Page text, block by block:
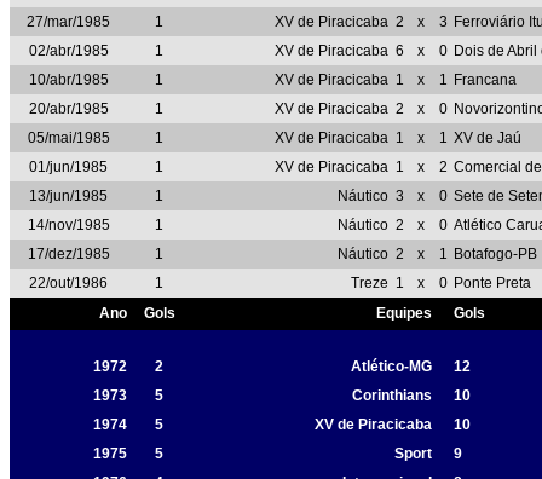
27/mar/1985
1 XV de Piracicaba 2 x 3 Ferroviário
02/abr/1985
1 XV de Piracicaba 6 x 0 Dois de
10/abr/1985
1 XV de Piracicaba 1 x 1 Francana
20/abr/1985
1 XV de Piracicaba 2 x 0
05/mai/1985
1 XV de Piracicaba 1 x 1 XV de Jaú
01/jun/1985
1 XV de Piracicaba 1 x 2 Comercial
13/jun/1985
1 Náutico 3 x 0 Sete de
14/nov/1985
1 Náutico 2 x 0 Atlético
17/dez/1985
1 Náutico 2 x 1 Botafogo-PB
22/out/1986
1 Treze 1 x 0 Ponte Preta
Ano
Gols Equipes Gols
1972 2 Atlético-MG
12
1973
5 Corinthians
10
1974
5 XV de Piracicaba
10
1975
5 Sport
9